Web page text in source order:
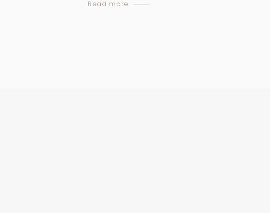
Read more